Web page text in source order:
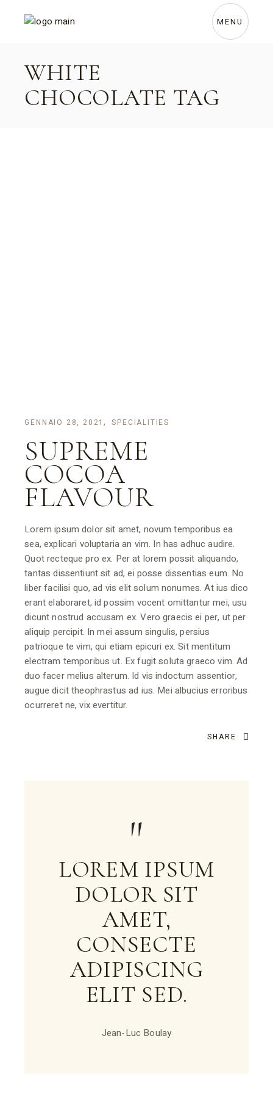
MENU
WHITE
CHOCOLATE TAG
GENNAIO 28, 2021 SPECIALITIES
SUPREME
COCOA
FLAVOUR
Lorem ipsum dolor sit amet, novum temporibus ea
sea, explicari voluptaria an vim. In has adhuc audire.
Quot recteque pro ex. Per at lorem possit aliquando,
tantas dissentiunt sit ad, ei posse dissentias eum. No
liber facilisi quo, ad vis elit solum nonumes. At ius dico
erant elaboraret, id possim vocent omittantur mei, usu
dicunt nostrud accusam ex. Vero graecis ei per, ut per
aliquip percipit. In mei assum singulis, persius
patrioque te vim, qui etiam epicuri ex. Sit mentitum
electram temporibus ut. Ex fugit soluta graeco vim. Ad
duo facer melius alterum. Id vis indoctum assentior,
augue dicit theophrastus ad ius. Mei albucius erroribus
ocurreret ne, vix evertitur.
SHARE
LOREM IPSUM
DOLOR SIT
AMET,
CONSECTE
ADIPISCING
ELIT SED.
Jean-Luc Boulay